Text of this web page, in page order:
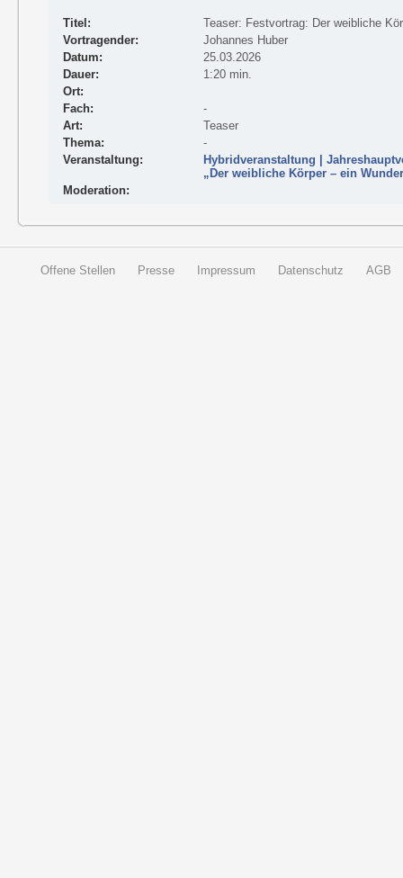
Titel:
Teaser: Festvortrag: Der weibliche
Vortragender:
Johannes Huber
Datum:
25.03.2026
Dauer:
1:20 min.
Ort:
Fach:
-
Art:
Teaser
Thema:
-
Veranstaltung:
Hybridveranstaltung |
„Der weibliche Körper – ein
Moderation:
Offene Stellen Presse Impressum Datenschutz AGB